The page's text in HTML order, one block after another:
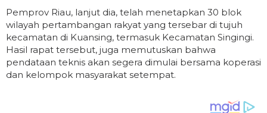
Pemprov Riau, lanjut dia, telah menetapkan 30 blok
wilayah pertambangan rakyat yang tersebar di tujuh
kecamatan di Kuansing, termasuk Kecamatan Singingi.
Hasil rapat tersebut, juga memutuskan bahwa
pendataan teknis akan segera dimulai bersama koperasi
dan kelompok masyarakat setempat.